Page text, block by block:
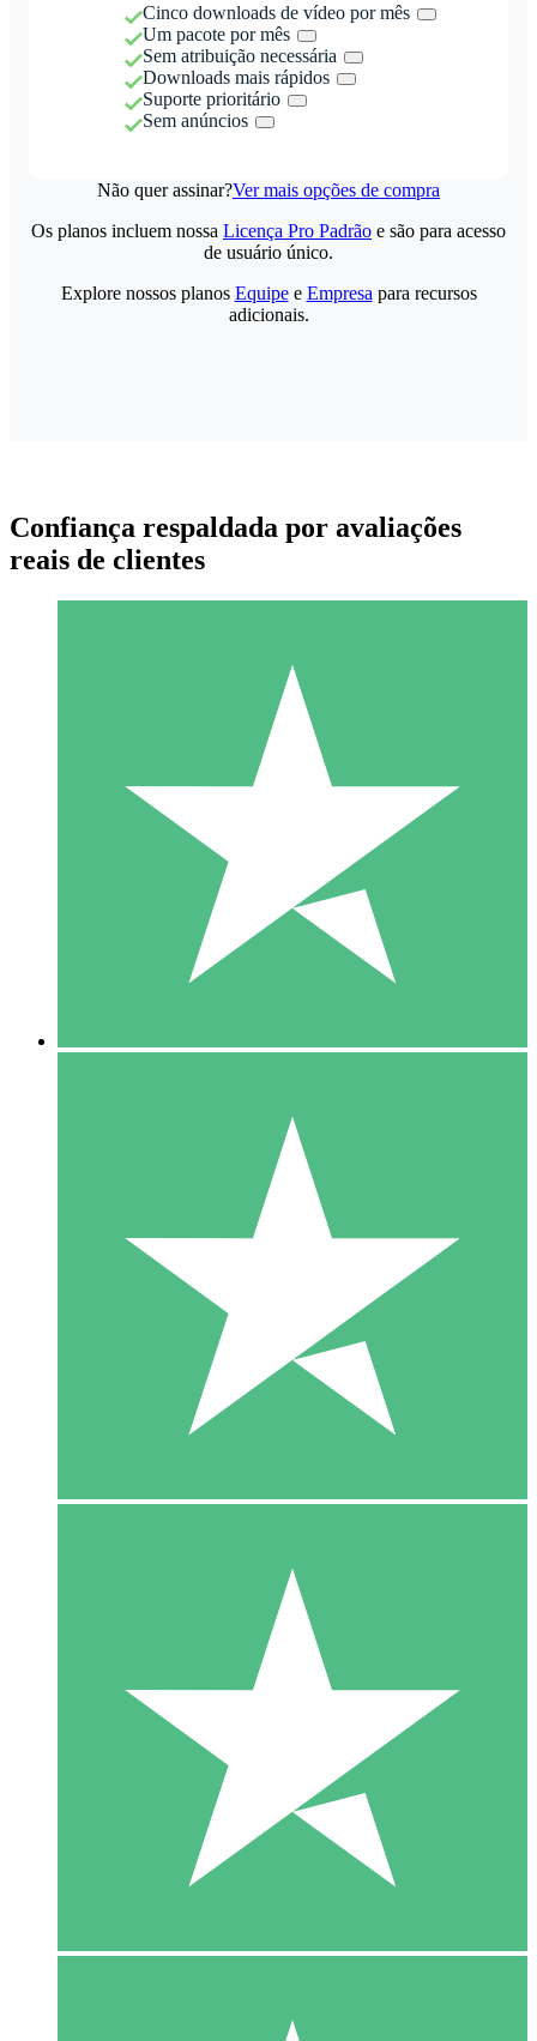
Cinco downloads de vídeo por mês
Um pacote por mês
Sem atribuição necessária
Downloads mais rápidos
Suporte prioritário
Sem anúncios
Não quer assinar?Ver mais opções de compra
Pacotes de Créditos Individuais
Pague conforme o uso com créditos de download. Sem
1000
10 Downloads
20 00
Os planos incluem nossa Licença Pro Padrão e são para acesso
de usuário único.
Explore nossos planos Equipee Empresa para recursos
adicionais.
Confiança respaldada por avaliações
reais de clientes